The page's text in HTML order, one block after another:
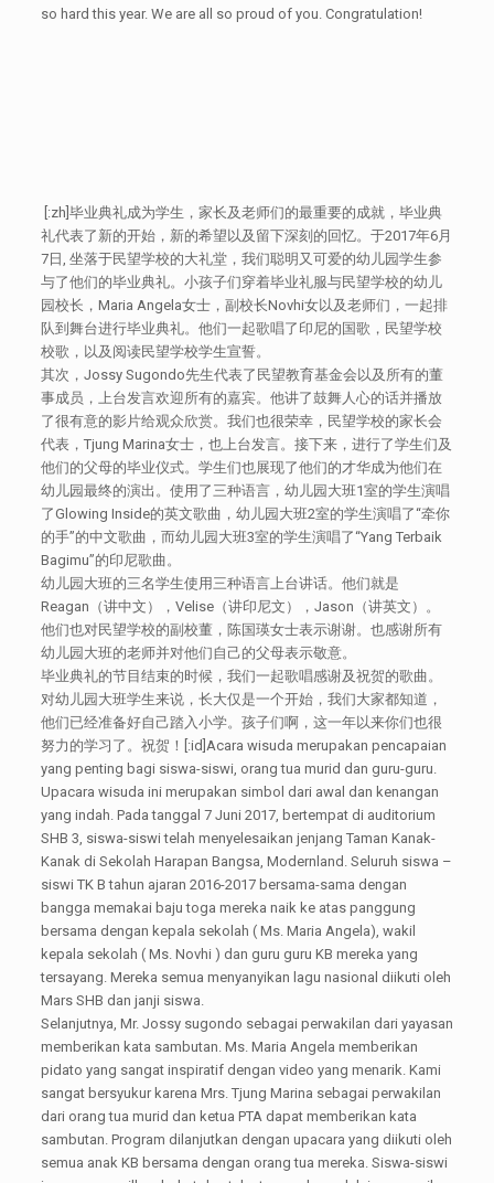
so hard this year. We are all so proud of you. Congratulation!
[:zh]毕业典礼成为学生，家长及老师们的最重要的成就，毕业典
礼代表了新的开始，新的希望以及留下深刻的回忆。于2017年6月
7日, 坐落于民望学校的大礼堂，我们聪明又可爱的幼儿园学生参
与了他们的毕业典礼。小孩子们穿着毕业礼服与民望学校的幼儿
园校长，Maria Angela女士，副校长Novhi女以及老师们，一起排
队到舞台进行毕业典礼。他们一起歌唱了印尼的国歌，民望学校
校歌，以及阅读民望学校学生宣誓。
其次，Jossy Sugondo先生代表了民望教育基金会以及所有的董
事成员，上台发言欢迎所有的嘉宾。他讲了鼓舞人心的话并播放
了很有意的影片给观众欣赏。我们也很荣幸，民望学校的家长会
代表，Tjung Marina女士，也上台发言。接下来，进行了学生们及
他们的父母的毕业仪式。学生们也展现了他们的才华成为他们在
幼儿园最终的演出。使用了三种语言，幼儿园大班1室的学生演唱
了Glowing Inside的英文歌曲，幼儿园大班2室的学生演唱了“牵你
的手”的中文歌曲，而幼儿园大班3室的学生演唱了“Yang Terbaik
Bagimu”的印尼歌曲。
幼儿园大班的三名学生使用三种语言上台讲话。他们就是
Reagan（讲中文），Velise（讲印尼文），Jason（讲英文）。
他们也对民望学校的副校董，陈国瑛女士表示谢谢。也感谢所有
幼儿园大班的老师并对他们自己的父母表示敬意。
毕业典礼的节目结束的时候，我们一起歌唱感谢及祝贺的歌曲。
对幼儿园大班学生来说，长大仅是一个开始，我们大家都知道，
他们已经准备好自己踏入小学。孩子们啊，这一年以来你们也很
努力的学习了。祝贺！[:id]Acara wisuda merupakan pencapaian
yang penting bagi siswa-siswi, orang tua murid dan guru-guru.
Upacara wisuda ini merupakan simbol dari awal dan kenangan
yang indah. Pada tanggal 7 Juni 2017, bertempat di auditorium
SHB 3, siswa-siswi telah menyelesaikan jenjang Taman Kanak-
Kanak di Sekolah Harapan Bangsa, Modernland. Seluruh siswa –
siswi TK B tahun ajaran 2016-2017 bersama-sama dengan
bangga memakai baju toga mereka naik ke atas panggung
bersama dengan kepala sekolah ( Ms. Maria Angela), wakil
kepala sekolah ( Ms. Novhi ) dan guru guru KB mereka yang
tersayang. Mereka semua menyanyikan lagu nasional diikuti oleh
Mars SHB dan janji siswa.
Selanjutnya, Mr. Jossy sugondo sebagai perwakilan dari yayasan
memberikan kata sambutan. Ms. Maria Angela memberikan
pidato yang sangat inspiratif dengan video yang menarik. Kami
sangat bersyukur karena Mrs. Tjung Marina sebagai perwakilan
dari orang tua murid dan ketua PTA dapat memberikan kata
sambutan. Program dilanjutkan dengan upacara yang diikuti oleh
semua anak KB bersama dengan orang tua mereka. Siswa-siswi